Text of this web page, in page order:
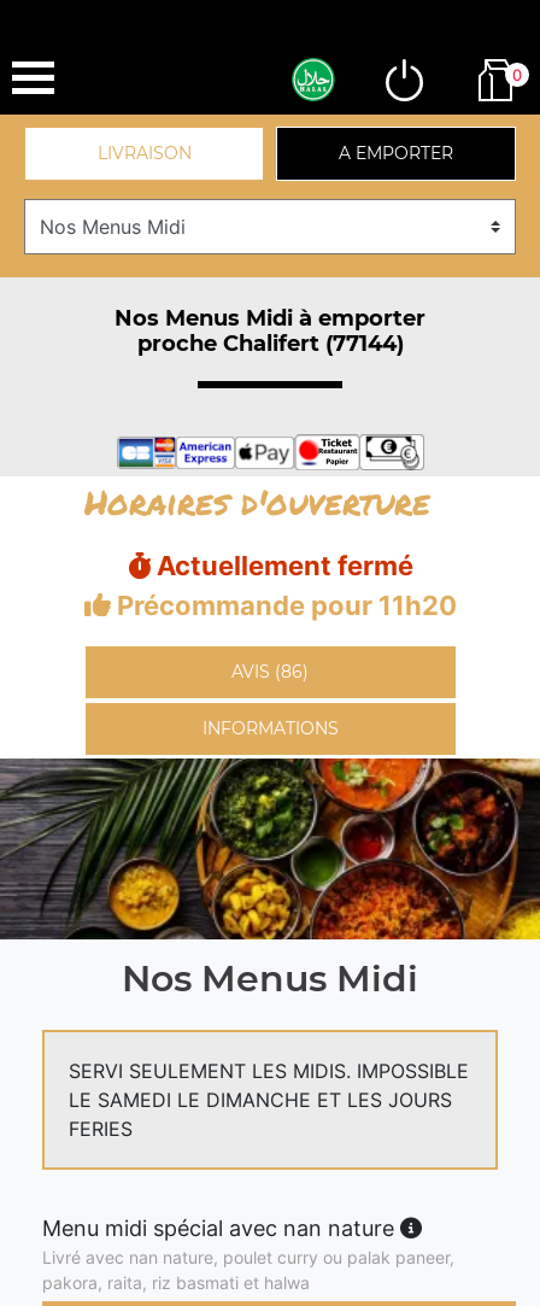
0
LIVRAISON A EMPORTER
Nos Menus Midi à emporter
proche Chalifert (77144)
Horaires d'ouverture
Actuellement fermé
Précommande pour 11h20
AVIS (86)
INFORMATIONS
Nos Menus Midi
SERVI SEULEMENT LES MIDIS. IMPOSSIBLE
LE SAMEDI LE DIMANCHE ET LES JOURS
FERIES
Menu midi spécial avec nan nature
Livré avec nan nature, poulet curry ou palak paneer,
pakora, raita, riz basmati et halwa